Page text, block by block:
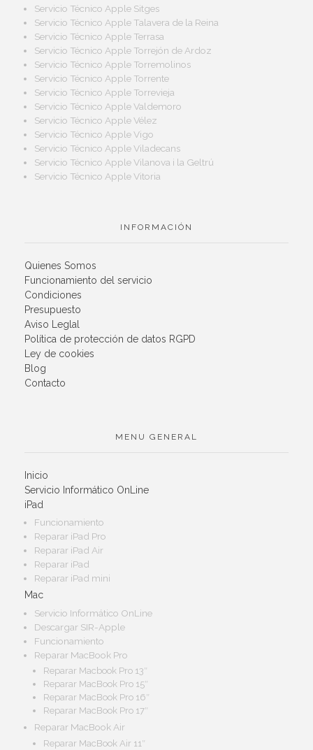
Servicio Técnico Apple Sitges
Servicio Técnico Apple Talavera de la Reina
Servicio Técnico Apple Terrasa
Servicio Técnico Apple Torrejón de Ardoz
Servicio Técnico Apple Torremolinos
Servicio Técnico Apple Torrente
Servicio Técnico Apple Torrevieja
Servicio Técnico Apple Valdemoro
Servicio Técnico Apple Vélez
Servicio Técnico Apple Vigo
Servicio Técnico Apple Viladecans
Servicio Técnico Apple Vilanova i la Geltrú
Servicio Técnico Apple Vitoria
INFORMACIÓN
Quienes Somos
Funcionamiento del servicio
Condiciones
Presupuesto
Aviso Leglal
Política de protección de datos RGPD
Ley de cookies
Blog
Contacto
MENU GENERAL
Inicio
Servicio Informático OnLine
iPad
Funcionamiento
Reparar iPad Pro
Reparar iPad Air
Reparar iPad
Reparar iPad mini
Mac
Servicio Informático OnLine
Descargar SIR-Apple
Funcionamiento
Reparar MacBook Pro
Reparar Macbook Pro 13″
Reparar MacBook Pro 15″
Reparar MacBook Pro 16″
Reparar MacBook Pro 17″
Reparar MacBook Air
Reparar MacBook Air 11″